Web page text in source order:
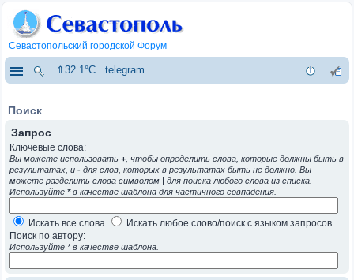
Севастопольский городской Форум
⇑32.1°C telegram
Поиск
Запрос
Ключевые слова:
Вы можете использовать +, чтобы определить слова, которые должны быть в
результатах, и - для слов, которых в результатах быть не должно. Вы
можете разделить слова символом | для поиска любого слова из списка.
Используйте *в качестве шаблона для частичного совпадения.
Искать все слова
Искать любое слово/поиск с языком запросов
Поиск по автору:
Используйте * в качестве шаблона.